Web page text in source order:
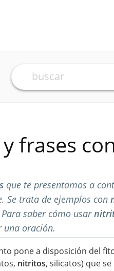
frases
que te presentamos a
Se trata de ejemplos con
saber cómo usar
una oración.
pone a disposición del
nitritos, silicatos) que